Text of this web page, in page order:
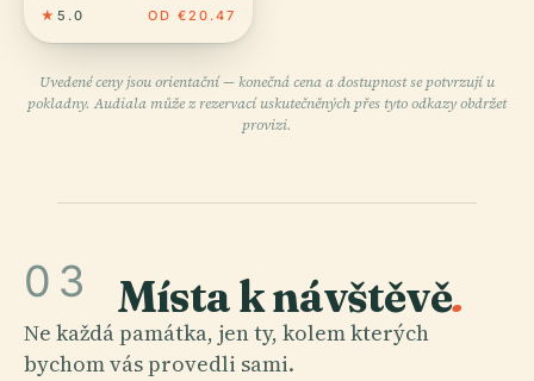
★ 5.0 OD €20.47
Uvedené ceny jsou orientační — konečná cena a dostupnost se potvrzují u
pokladny. Audiala může z rezervací uskutečněných přes tyto odkazy obdržet
provizi.
03 Místa k návštěvě.
Ne každá památka, jen ty, kolem kterých
bychom vás provedli sami.